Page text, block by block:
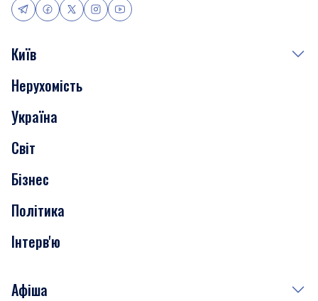
Київ
Події
Скандали
Нерухомість
Транспорт
Нерухомість
Україна
Світ
Бізнес
Політика
Інтерв'ю
Афіша